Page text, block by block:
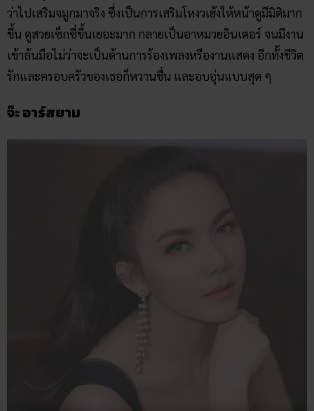
ว่าไปเสริมจมูกมาจริง ซึ่งเป็นการเสริมโหงวเฮ้งให้หน้าดูมีมิติมาก
ขึ้น ดูสวยเซ็กซี่ขึ้นเยอะมาก กลายเป็นอาหมวยอินเตอร์ จนมีงาน
เข้าล้นมือไม่ว่าจะเป็นด้านการร้องเพลงหรืองานแสดง อีกทั้งชีวิต
รักและครอบครัวของเธอก็หวานชื่น และอบอุ่นแบบสุด ๆ
จ๊ะ อาร์สยาม